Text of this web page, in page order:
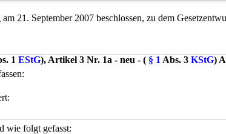
21. September 2007 beschlossen, zu dem
1 EStG), Artikel 3 Nr. 1a - neu - ( § 1 Abs. 3 KStG)
wie folgt gefasst: